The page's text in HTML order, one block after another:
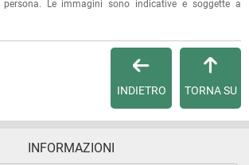
contattaci via
Condizioni di vendita
Le immagini sono indicative e soggette a
TORNA SU
INDIETRO
INFORMAZIONI